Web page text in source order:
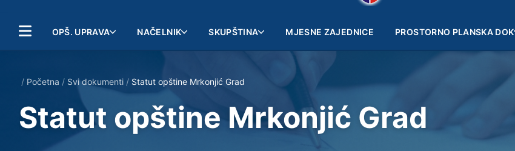
OPŠ. UPRAVA NAČELNIK SKUPŠTINA MJESNE ZAJEDNICE PROSTORNO PLANSKA DOK
/ Početna / Svi dokumenti / Statut opštine Mrkonjić Grad
Statut opštine Mrkonjić Grad